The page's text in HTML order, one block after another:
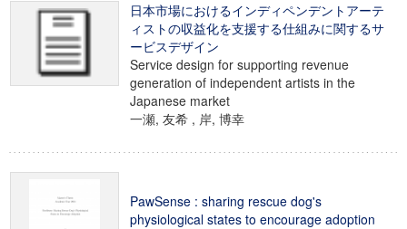
日本市場におけるインディペンデントアーテ
ィストの収益化を支援する仕組みに関するサ
ービスデザイン
Service design for supporting revenue
generation of independent artists in the
Japanese market
一瀬, 友希 , 岸, 博幸
PawSense : sharing rescue dog's
physiological states to encourage adoption